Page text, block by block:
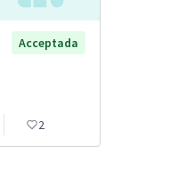
Acceptada
2